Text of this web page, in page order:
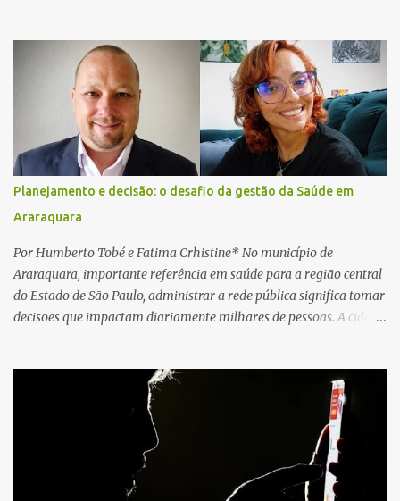
relatos de que havia um condutor inconsciente dentro de um
caminhão. Equipes de resgate foram rapidamente deslocadas ao
local e encontraram a vítima em parada cardiorrespiratória. Os
socorristas iniciaram imediatamente as manobras de reanimação
cardiopulmonar (RCP), porém, apesar de todos os esforços, o
motorista não respondeu aos procedimentos. Às 17h03, médicos
da Unidade de Suporte Avançado constataram o óbito da vítima.
Fonte: São Carlos Agora
Planejamento e decisão: o desafio da gestão da Saúde em
Araraquara
Por Humberto Tobé e Fatima Crhistine* No município de
Araraquara, importante referência em saúde para a região central
do Estado de São Paulo, administrar a rede pública significa tomar
decisões que impactam diariamente milhares de pessoas. A cidade
município, mas também de diversas cidades do entorno,
ampliando significativamente a responsabilidade da gestão sobre
o Sistema Único de Saúde (SUS). Nos últimos anos, o Governo
Federal tem ampliado investimentos destinados ao fortalecimento
da atenção básica, da infraestrutura hospitalar e da
regionalização dos serviços de saúde. Entretanto, em um cenário